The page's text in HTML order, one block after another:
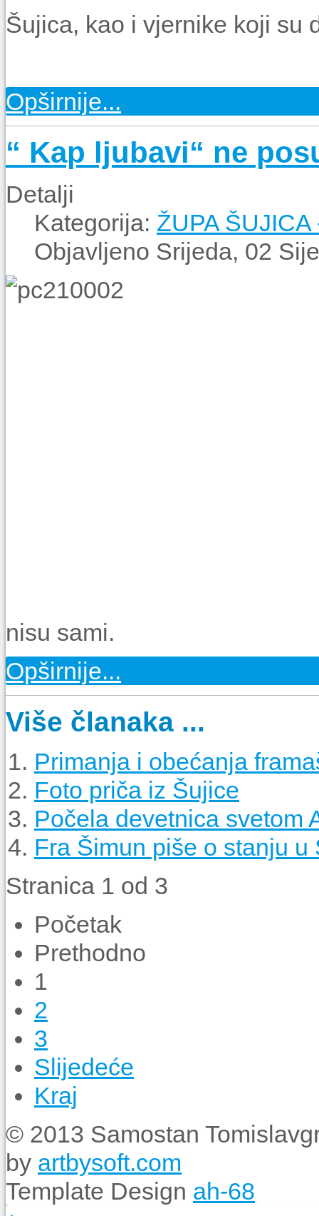
Šujica, kao i vjernike koji su
Opširnije...
“ Kap ljubavi“ ne
Detalji
Kategorija: ŽUPA
Objavljeno Srijeda, 02
nisu sami.
Opširnije...
Više članaka ...
Primanja i obećanja
Foto priča iz Šujice
Počela devetnica svetom
Fra Šimun piše o stanju u
Stranica 1 od 3
Početak
Prethodno
1
2
3
Slijedeće
Kraj
© 2013 Samostan
by artbysoft.com
Template Design ah-68